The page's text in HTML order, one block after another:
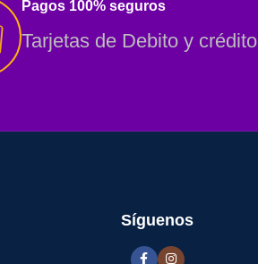
Pagos 100% seguros
Tarjetas de Debito y crédito
Síguenos